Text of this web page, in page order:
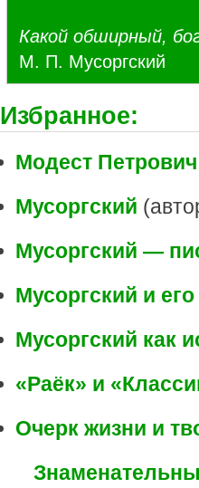
Какой обширный,
М. П. Мусоргский
Избранное:
Модест
Мусоргский
Мусоргский —
Мусоргский и
Мусоргский как
«Раёк» и
Очерк жизни и